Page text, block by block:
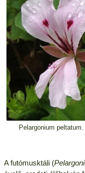
Pelargonium
A futómusktáli (